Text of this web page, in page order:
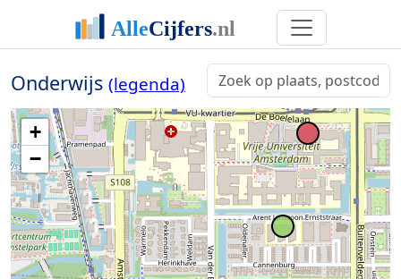
Onderwijs (legenda)
+
−